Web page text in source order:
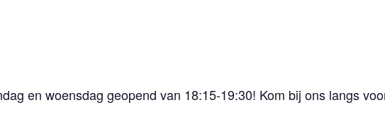
en woensdag geopend van 18:15-19:30! Kom bij ons langs